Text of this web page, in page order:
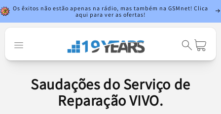
Saltar para o
conteúdo
Os êxitos não estão apenas na rádio, mas também na GSMnet! Clica
aqui para ver as ofertas!
Carrinho
Saudações do Serviço de
Reparação VIVO.